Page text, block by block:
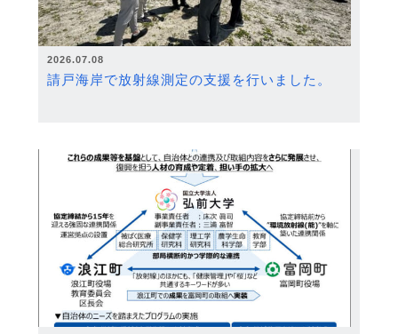
2026.07.08
請戸海岸で放射線測定の支援を行いました。